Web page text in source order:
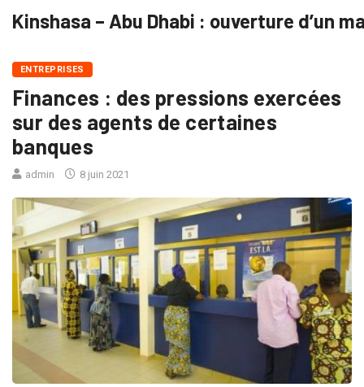
Kinshasa – Abu Dhabi : ouverture d’un
ENTREPRISES
Finances : des pressions exercées
sur des agents de certaines
banques
admin 8 juin 2021